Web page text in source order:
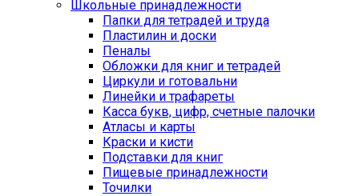
Школьные принадлежности
Папки для тетрадей и труда
Пластилин и доски
Пеналы
Обложки для книг и тетрадей
Циркули и готовальни
Линейки и трафареты
Касса букв, цифр, счетные палочки
Атласы и карты
Краски и кисти
Подставки для книг
Пищевые принадлежности
Точилки